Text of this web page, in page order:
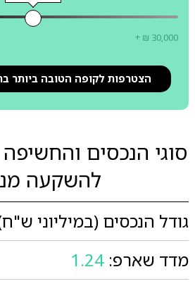
+ ₪ 30,000
הצטרפות לקופה הטובה ביותר
סוגי הנכסים
להשקעה
גודל הנכסים (במיליוני
מדד שארפ: 1.24